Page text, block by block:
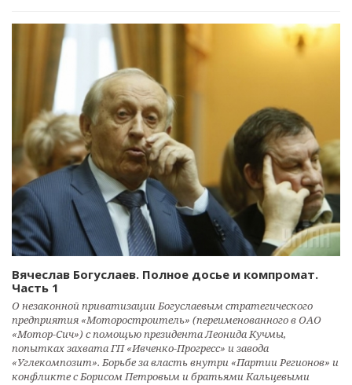
Вячеслав Богуслаев. Полное досье и компромат.
Часть 1
О незаконной приватизации Богуслаевым стратегического
предприятия «Моторостроитель» (переименованного в ОАО
«Мотор-Сич») с помощью президента Леонида Кучмы,
попытках захвата ГП «Ивченко-Прогресс» и завода
«Углекомпозит». Борьбе за власть внутри «Партии Регионов» и
конфликте с Борисом Петровым и братьями Кальцевыми